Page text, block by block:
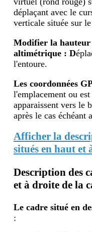
déplaçant avec le
verticale située sur
Modifier la
altimétrique : D
l'entoure.
Les coordonnées
l'emplacement ou
apparaissent vers le
après le cas échéant
Afficher la
situés en haut et
Description des
et à droite de la
Le cadre situé en
: